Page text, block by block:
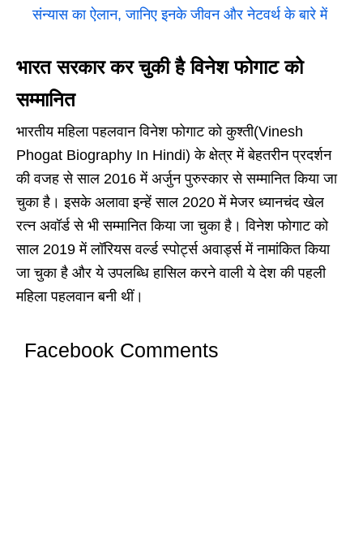
संन्यास का ऐलान, जानिए इनके जीवन और नेटवर्थ के बारे में
भारत सरकार कर चुकी है विनेश फोगाट को
सम्मानित
भारतीय महिला पहलवान विनेश फोगाट को कुश्ती(Vinesh
Phogat Biography In Hindi) के क्षेत्र में बेहतरीन प्रदर्शन
की वजह से साल 2016 में अर्जुन पुरुस्कार से सम्मानित किया जा
चुका है। इसके अलावा इन्हें साल 2020 में मेजर ध्यानचंद खेल
रत्न अवॉर्ड से भी सम्मानित किया जा चुका है। विनेश फोगाट को
साल 2019 में लॉरियस वर्ल्ड स्पोर्ट्स अवार्ड्स में नामांकित किया
जा चुका है और ये उपलब्धि हासिल करने वाली ये देश की पहली
महिला पहलवान बनी थीं।
Facebook Comments